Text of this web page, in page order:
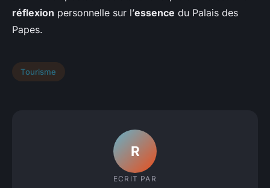
réflexion personnelle sur l’essence du Palais des
Papes.
Tourisme
R
ECRIT PAR